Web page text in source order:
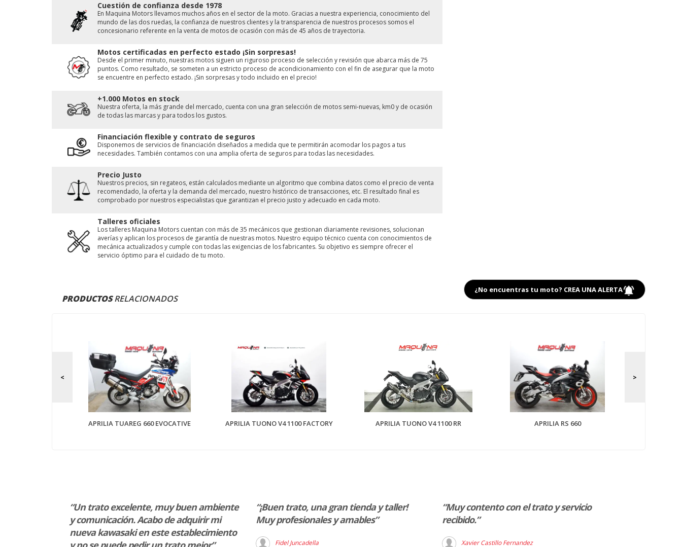
Cuestión de conﬁanza desde 1978
En Maquina Motors llevamos muchos años en el sector de la moto. Gracias a nuestra experiencia, conocimiento del
mundo de las dos ruedas, la conﬁanza de nuestros clientes y la transparencia de nuestros procesos somos el
concesionario referente en la venta de motos de ocasión con más de 45 años de trayectoria.
Motos certificadas en perfecto estado ¡Sin sorpresas!
Desde el primer minuto, nuestras motos siguen un riguroso proceso de selección y revisión que abarca más de 75
puntos. Como resultado, se someten a un estricto proceso de acondicionamiento con el fin de asegurar que la moto
se encuentre en perfecto estado. ¡Sin sorpresas y todo incluido en el precio!
+1.000 Motos en stock
Nuestra oferta, la más grande del mercado, cuenta con una gran selección de motos semi-nuevas, km0 y de ocasión
de todas las marcas y para todos los gustos.
Financiación flexible y contrato de seguros
Disponemos de servicios de financiación diseñados a medida que te permitirán acomodar los pagos a tus
necesidades. También contamos con una amplia oferta de seguros para todas las necesidades.
Precio Justo
Nuestros precios, sin regateos, están calculados mediante un algoritmo que combina datos como el precio de venta
recomendado, la oferta y la demanda del mercado, nuestro histórico de transacciones, etc. El resultado final es
comprobado por nuestros especialistas que garantizan el precio justo y adecuado en cada moto.
Talleres oficiales
Los talleres Maquina Motors cuentan con más de 35 mecánicos que gestionan diariamente revisiones, solucionan
averías y aplican los procesos de garantía de nuestras motos. Nuestro equipo técnico cuenta con conocimientos de
mecánica actualizados y cumple con todas las exigencias de los fabricantes. Su objetivo es siempre ofrecer el
servicio óptimo para el cuidado de tu moto.
¿No encuentras tu moto? CREA UNA ALERTA
PRODUCTOSRELACIONADOS
APRILIA TUAREG 660 EVOCATIVE APRILIA TUONO V4 1100 FACTORY APRILIA TUONO V4 1100 RR APRILIA RS 660
“Un trato excelente, muy buen ambiente
y comunicación. Acabo de adquirir mi
nueva kawasaki en este establecimiento
“¡Buen trato, una gran tienda y taller!
Muy profesionales y amables”
Fidel Juncadella
“Muy contento con el trato y servicio
recibido.”
Xavier Castillo Fernandez